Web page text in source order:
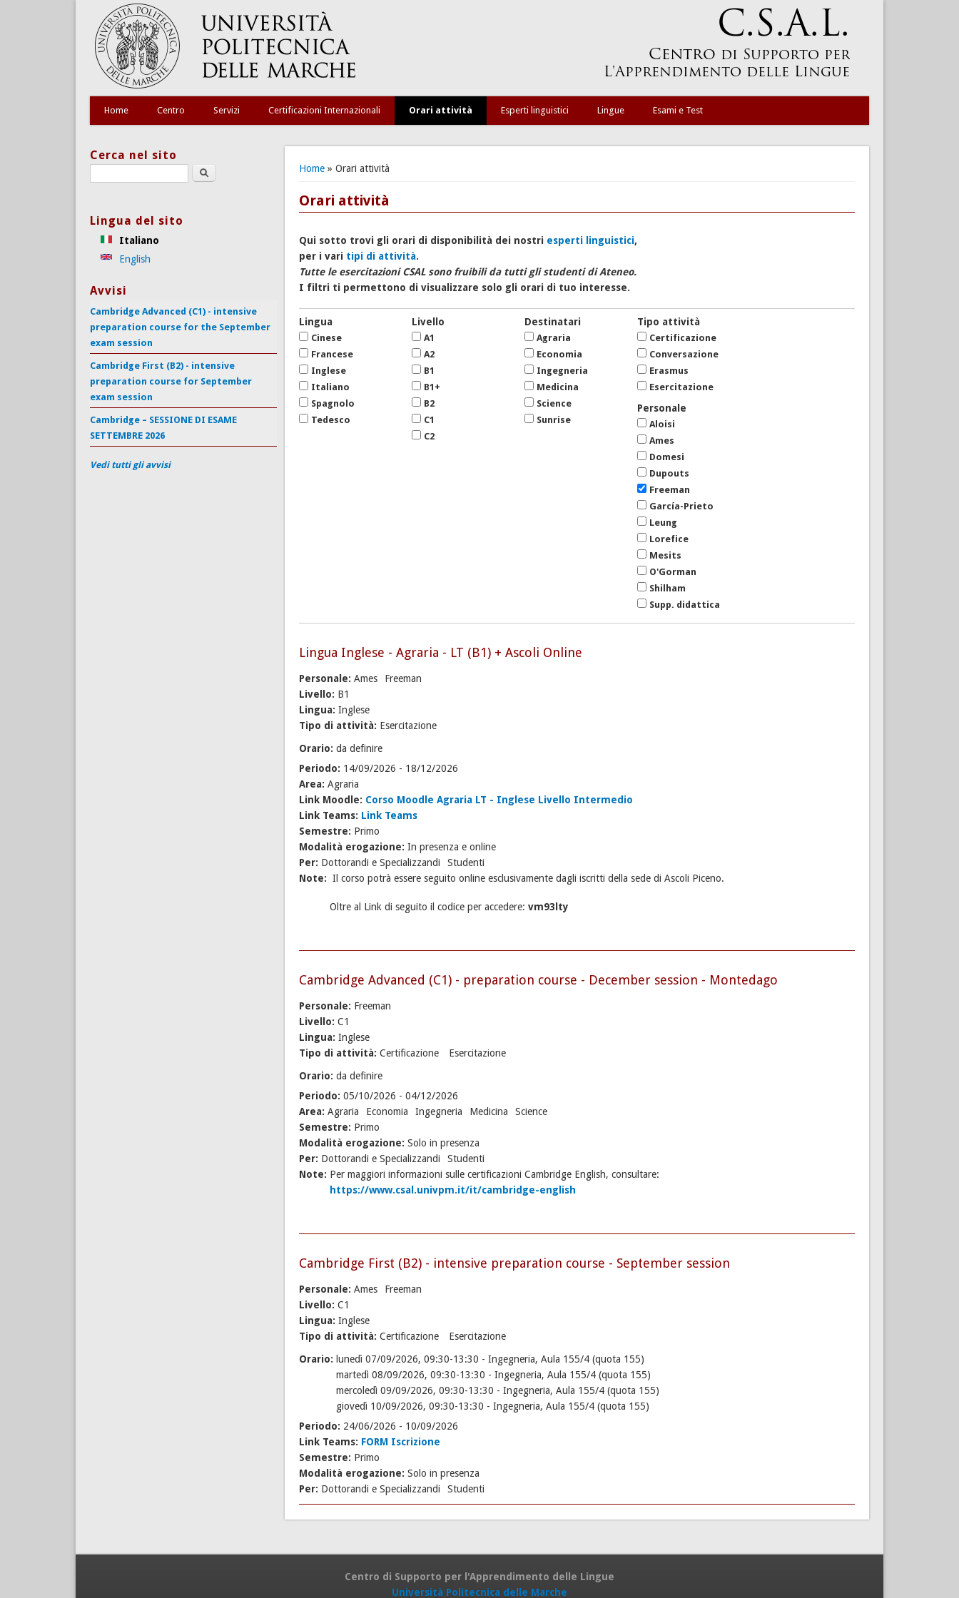
Home Centro Servizi Certificazioni Internazionali Orari attività Esperti linguistici Lingue Esami e Test
Tu sei qui
Home» Orari attività
Orari attività
Qui sotto trovi gli orari di disponibilità dei nostri esperti linguistici,
per i vari tipi di attività.
Tutte le esercitazioni CSAL sono fruibili da tutti gli studenti di Ateneo.
I filtri ti permettono di visualizzare solo gli orari di tuo interesse.
Lingua
Cinese
Francese
Inglese
Italiano
Spagnolo
Tedesco
Livello
A1
A2
B1
B1+
B2
C1
C2
Destinatari
Agraria
Economia
Ingegneria
Medicina
Science
Sunrise
Tipo attività
Certificazione
Conversazione
Erasmus
Esercitazione
Personale
Aloisi
Ames
Domesi
Dupouts
Freeman
García-Prieto
Leung
Lorefice
Mesits
O'Gorman
Shilham
Supp. didattica
Lingua Inglese - Agraria - LT (B1) + Ascoli Online
Personale: Ames
Freeman
Livello: B1
Lingua: Inglese
Tipo di attività: Esercitazione
Orario: da definire
Periodo: 14/09/2026 - 18/12/2026
Area: Agraria
Link Moodle: Corso Moodle Agraria LT - Inglese Livello Intermedio
Link Teams: Link Teams
Semestre: Primo
Modalità erogazione: In presenza e online
Per: Dottorandi e Specializzandi
Studenti
Note: Il corso potrà essere seguito online esclusivamente dagli iscritti della sede di Ascoli Piceno.
Oltre al Link di seguito il codice per accedere: vm93lty
Cambridge Advanced (C1) - preparation course - December session - Montedago
Personale: Freeman
Livello: C1
Lingua: Inglese
Tipo di attività: Certificazione
Esercitazione
Orario: da definire
Periodo: 05/10/2026 - 04/12/2026
Area: Agraria Economia Ingegneria Medicina
Science
Semestre: Primo
Modalità erogazione: Solo in presenza
Per: Dottorandi e Specializzandi
Studenti
Note: Per maggiori informazioni sulle certificazioni Cambridge English, consultare:
https://www.csal.univpm.it/it/cambridge-english
Cambridge First (B2) - intensive preparation course - September session
Personale: Ames
Freeman
Livello: C1
Lingua: Inglese
Tipo di attività: Certificazione
Esercitazione
Orario: lunedì 07/09/2026, 09:30-13:30 - Ingegneria, Aula 155/4 (quota 155)
martedì 08/09/2026, 09:30-13:30 - Ingegneria, Aula 155/4 (quota 155)
mercoledì 09/09/2026, 09:30-13:30 - Ingegneria, Aula 155/4 (quota 155)
giovedì 10/09/2026, 09:30-13:30 - Ingegneria, Aula 155/4 (quota 155)
Periodo: 24/06/2026 - 10/09/2026
Link Teams: FORM Iscrizione
Semestre: Primo
Modalità erogazione: Solo in presenza
Per: Dottorandi e Specializzandi Studenti
Cerca nel sito
Search this site
Lingua del sito
Italiano
English
Avvisi
Cambridge Advanced (C1) - intensive
preparation course for the September
exam session
Cambridge First (B2) - intensive
preparation course for September
exam session
Cambridge – SESSIONE DI ESAME
SETTEMBRE 2026
Vedi tutti gli avvisi
Centro di Supporto per l'Apprendimento delle Lingue
Università Politecnica delle Marche